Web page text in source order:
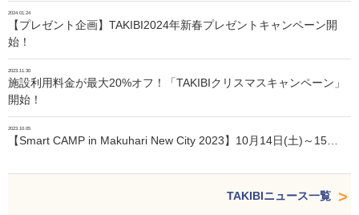
2024.01.24
【プレゼント企画】TAKIBI2024年新春プレゼントキャンペーン開
始！
2023.11.30
施設利用料金が最大20%オフ！「TAKIBIクリスマスキャンペーン」
開始！
2023.10.05
【Smart CAMP in Makuhari New City 2023】10月14日(土)～15…
TAKIBIニュース一覧